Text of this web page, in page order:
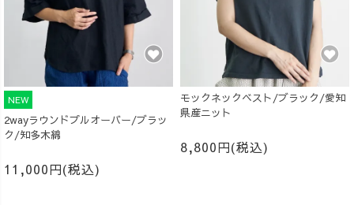
NEW
2wayラウンドプルオーバー/ブラッ
ク/知多木綿
11,000円(税込)
モックネックベスト/ブラック/愛知
県産ニット
8,800円(税込)